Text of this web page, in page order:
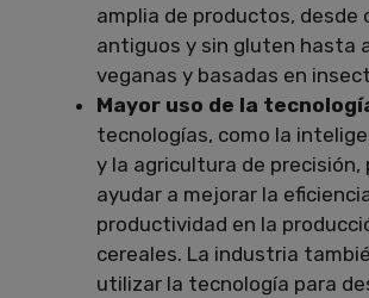
amplia de productos, desde
antiguos y sin gluten hasta
veganas y basadas en
Mayor uso de la
tecnologías, como la
y la agricultura de precisión,
ayudar a mejorar la
productividad en la
cereales. La industria
utilizar la tecnología para